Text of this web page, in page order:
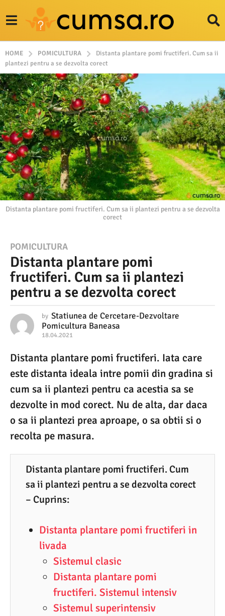
HOME POMICULTURA
Distanta plantare pomi fructiferi. Cum sa ii
plantezi pentru a se dezvolta corect
Distanta plantare pomi fructiferi. Cum sa ii plantezi pentru a se dezvolta
corect
1
8
.
0
.
0
2
1
1
8
.
POMICULTURA
Distanta plantare pomi
fructiferi. Cum sa ii plantezi
pentru a se dezvolta corect
by Statiunea de Cercetare-Dezvoltare
Pomicultura Baneasa
18.04.2021
.
0
4
2
0
1
Distanta plantare pomi fructiferi. Iata care
este distanta ideala intre pomii din gradina si
cum sa ii plantezi pentru ca acestia sa se
dezvolte in mod corect. Nu de alta, dar daca
o sa ii plantezi prea aproape, o sa obtii si o
recolta pe masura.
Distanta plantare pomi fructiferi. Cum
sa ii plantezi pentru a se dezvolta corect
– Cuprins:
Distanta plantare pomi fructiferi in
livada
Sistemul clasic
Distanta plantare pomi
fructiferi. Sistemul intensiv
Sistemul superintensiv